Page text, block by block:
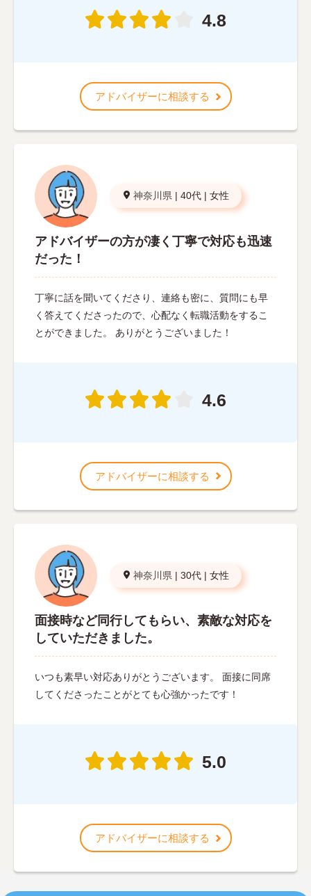
4.8
アドバイザーに相談する
神奈川県 | 40代 | 女性
アドバイザーの方が凄く丁寧で対応も迅速
だった！
丁寧に話を聞いてくださり、連絡も密に、質問にも早
く答えてくださったので、心配なく転職活動をするこ
とができました。 ありがとうございました！
4.6
アドバイザーに相談する
神奈川県 | 30代 | 女性
面接時など同行してもらい、素敵な対応を
していただきました。
いつも素早い対応ありがとうございます。 面接に同席
してくださったことがとても心強かったです！
5.0
アドバイザーに相談する